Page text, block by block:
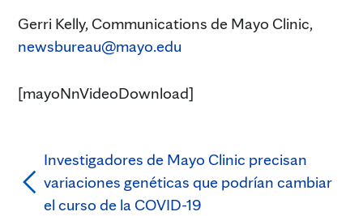
Gerri Kelly, Communications de Mayo Clinic,
newsbureau@mayo.edu
[mayoNnVideoDownload]
Investigadores de Mayo Clinic precisan
variaciones genéticas que podrían cambiar
el curso de la COVID-19